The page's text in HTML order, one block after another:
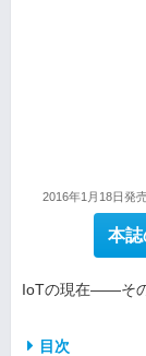
2016年1月18日発
本誌
IoTの現在――そ
目次